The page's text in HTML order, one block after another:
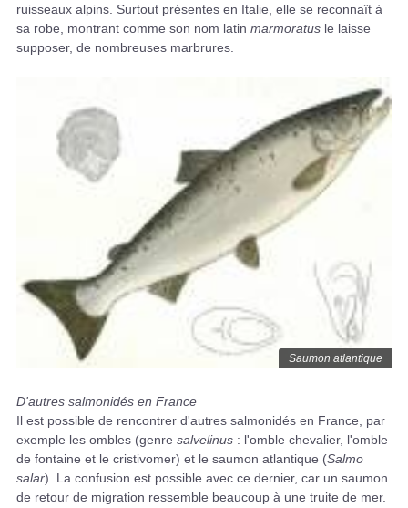
ruisseaux alpins. Surtout présentes en Italie, elle se reconnaît à
sa robe, montrant comme son nom latin marmoratus le laisse
supposer, de nombreuses marbrures.
Saumon atlantique
D'autres salmonidés en France
Il est possible de rencontrer d'autres salmonidés en France, par
exemple les ombles (genre salvelinus : l'omble chevalier, l'omble
de fontaine et le cristivomer) et le saumon atlantique (Salmo
salar). La confusion est possible avec ce dernier, car un saumon
de retour de migration ressemble beaucoup à une truite de mer.